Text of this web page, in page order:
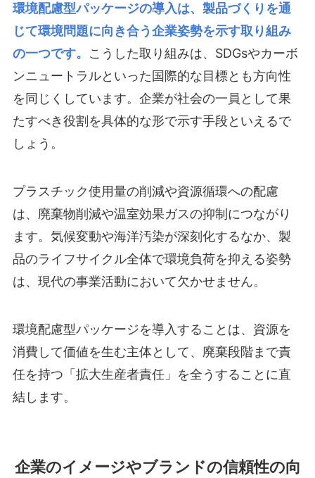
環境配慮型パッケージの導入は、製品づくりを通
じて環境問題に向き合う企業姿勢を示す取り組み
の一つです。 こうした取り組みは、SDGsやカーボ
ンニュートラルといった国際的な目標とも方向性
を同じくしています。企業が社会の一員として果
たすべき役割を具体的な形で示す手段といえるで
しょう。
プラスチック使用量の削減や資源循環への配慮
は、廃棄物削減や温室効果ガスの抑制につながり
ます。気候変動や海洋汚染が深刻化するなか、製
品のライフサイクル全体で環境負荷を抑える姿勢
は、現代の事業活動において欠かせません。
環境配慮型パッケージを導入することは、資源を
消費して価値を生む主体として、廃棄段階まで責
任を持つ「拡大生産者責任」を全うすることに直
結します。
企業のイメージやブランドの信頼性の向